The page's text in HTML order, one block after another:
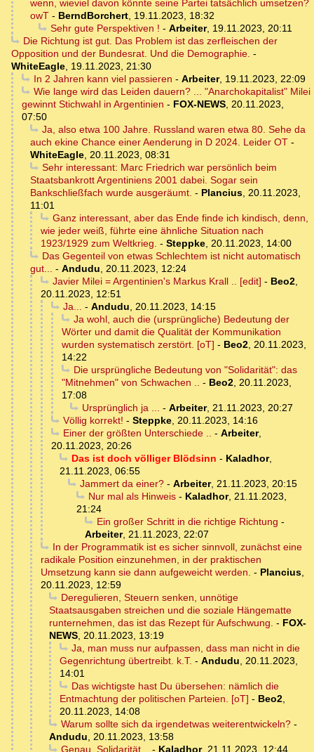
wenn, wieviel davon könnte seine Partei tatsächlich umsetzen?
owT - BerndBorchert, 19.11.2023, 18:32
Sehr gute Perspektiven ! - Arbeiter, 19.11.2023, 20:11
Die Richtung ist gut. Das Problem ist das zerfleischen der
Opposition und der Bundesrat. Und die Demographie. -
WhiteEagle, 19.11.2023, 21:30
In 2 Jahren kann viel passieren - Arbeiter, 19.11.2023, 22:09
Wie lange wird das Leiden dauern? ... "Anarchokapitalist" Milei
gewinnt Stichwahl in Argentinien - FOX-NEWS, 20.11.2023,
07:50
Ja, also etwa 100 Jahre. Russland waren etwa 80. Sehe da
auch ekine Chance einer Aenderung in D 2024. Leider OT -
WhiteEagle, 20.11.2023, 08:31
Sehr interessant: Marc Friedrich war persönlich beim
Staatsbankrott Argentiniens 2001 dabei. Sogar sein
Bankschließfach wurde ausgeräumt. - Plancius, 20.11.2023,
11:01
Ganz interessant, aber das Ende finde ich kindisch, denn,
wie jeder weiß, führte eine ähnliche Situation nach
1923/1929 zum Weltkrieg. - Steppke, 20.11.2023, 14:00
Das Gegenteil von etwas Schlechtem ist nicht automatisch
gut... - Andudu, 20.11.2023, 12:24
Javier Milei = Argentinien's Markus Krall .. [edit] - Beo2,
20.11.2023, 12:51
Ja... - Andudu, 20.11.2023, 14:15
Ja wohl, auch die (ursprüngliche) Bedeutung der
Wörter und damit die Qualität der Kommunikation
wurden systematisch zerstört. [oT] - Beo2, 20.11.2023,
14:22
Die ursprüngliche Bedeutung von "Solidarität": das
"Mitnehmen" von Schwachen .. - Beo2, 20.11.2023,
17:08
Ursprünglich ja ... - Arbeiter, 21.11.2023, 20:27
Völlig korrekt! - Steppke, 20.11.2023, 14:16
Einer der größten Unterschiede .. - Arbeiter,
20.11.2023, 20:26
Das ist doch völliger Blödsinn - Kaladhor,
21.11.2023, 06:55
Jammert da einer?- Arbeiter, 21.11.2023, 20:15
Nur mal als Hinweis- Kaladhor, 21.11.2023,
21:24
Ein großer Schritt in die richtige Richtung -
Arbeiter, 21.11.2023, 22:07
In der Programmatik ist es sicher sinnvoll, zunächst eine
radikale Position einzunehmen, in der praktischen
Umsetzung kann sie dann aufgeweicht werden. - Plancius,
20.11.2023, 12:59
Deregulieren, Steuern senken, unnötige
Staatsausgaben streichen und die soziale Hängematte
runternehmen, das ist das Rezept für Aufschwung. - FOX-
NEWS, 20.11.2023, 13:19
Ja, man muss nur aufpassen, dass man nicht in die
Gegenrichtung übertreibt. k.T. - Andudu, 20.11.2023,
14:01
Das wichtigste hast Du übersehen: nämlich die
Entmachtung der politischen Parteien. [oT] - Beo2,
20.11.2023, 14:08
Warum sollte sich da irgendetwas weiterentwickeln?-
Andudu, 20.11.2023, 13:58
Genau, Solidarität..,
- Kaladhor, 21.11.2023, 12:44